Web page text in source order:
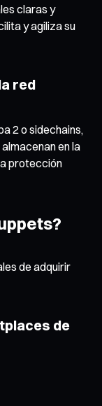
claras y
y agiliza su
red
2 o sidechains,
en la
protección
de adquirir
de